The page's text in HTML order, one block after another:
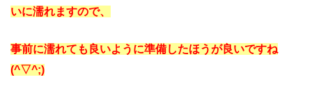
いに濡れますので、
事前に濡れても良いように準備したほうが良いですね
(^▽^;)